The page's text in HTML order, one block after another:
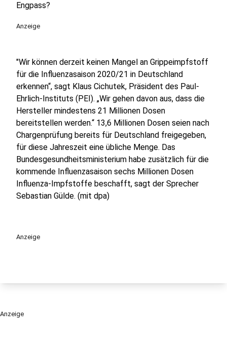
Engpass?
Anzeige
"Wir können derzeit keinen Mangel an Grippeimpfstoff
für die Influenzasaison 2020/21 in Deutschland
erkennen“, sagt Klaus Cichutek, Präsident des Paul-
Ehrlich-Instituts (PEI). „Wir gehen davon aus, dass die
Hersteller mindestens 21 Millionen Dosen
bereitstellen werden.“ 13,6 Millionen Dosen seien nach
Chargenprüfung bereits für Deutschland freigegeben,
für diese Jahreszeit eine übliche Menge. Das
Bundesgesundheitsministerium habe zusätzlich für die
kommende Influenzasaison sechs Millionen Dosen
Influenza-Impfstoffe beschafft, sagt der Sprecher
Sebastian Gülde. (mit dpa)
Anzeige
Anzeige